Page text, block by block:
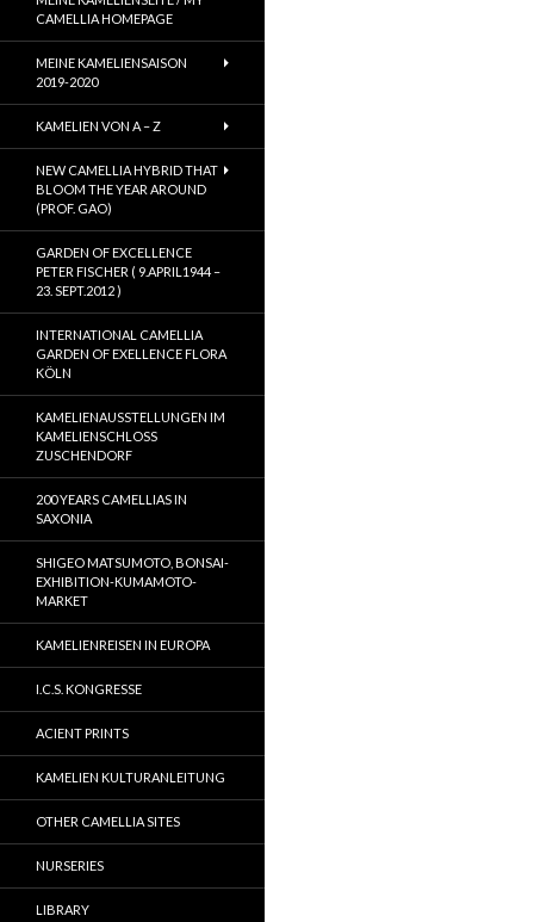
CAMELLIA HOMEPAGE
MEINE KAMELIENSAISON
2019-2020
KAMELIEN VON A – Z
NEW CAMELLIA HYBRID THAT
BLOOM THE YEAR AROUND
(PROF. GAO)
GARDEN OF EXCELLENCE
PETER FISCHER ( 9.APRIL1944 –
23. SEPT.2012 )
INTERNATIONAL CAMELLIA
GARDEN OF EXELLENCE FLORA
KÖLN
KAMELIENAUSSTELLUNGEN IM
KAMELIENSCHLOSS
ZUSCHENDORF
200 YEARS CAMELLIAS IN
SAXONIA
SHIGEO MATSUMOTO, BONSAI-
EXHIBITION-KUMAMOTO-
MARKET
KAMELIENREISEN IN EUROPA
I.C.S. KONGRESSE
ACIENT PRINTS
KAMELIEN KULTURANLEITUNG
OTHER CAMELLIA SITES
NURSERIES
LIBRARY